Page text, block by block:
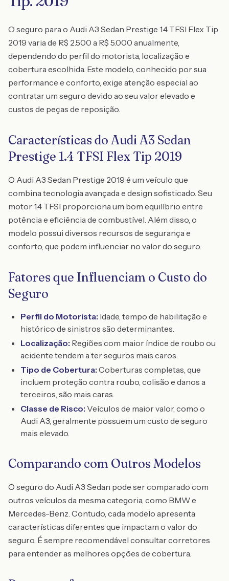
O seguro para o Audi A3 Sedan Prestige 1.4 TFSI Flex Tip
2019 varia de R$ 2.500 a R$ 5.000 anualmente,
dependendo do perfil do motorista, localização e
cobertura escolhida. Este modelo, conhecido por sua
performance e conforto, exige atenção especial ao
contratar um seguro devido ao seu valor elevado e
custos de peças de reposição.
Características do Audi A3 Sedan
Prestige 1.4 TFSI Flex Tip 2019
O Audi A3 Sedan Prestige 2019 é um veículo que
combina tecnologia avançada e design sofisticado. Seu
motor 1.4 TFSI proporciona um bom equilíbrio entre
potência e eficiência de combustível. Além disso, o
modelo possui diversos recursos de segurança e
conforto, que podem influenciar no valor do seguro.
Fatores que Influenciam o Custo do
Seguro
Perfil do Motorista: Idade, tempo de habilitação e
histórico de sinistros são determinantes.
Localização: Regiões com maior índice de roubo ou
acidente tendem a ter seguros mais caros.
Tipo de Cobertura: Coberturas completas, que
incluem proteção contra roubo, colisão e danos a
terceiros, são mais caras.
Classe de Risco: Veículos de maior valor, como o
Audi A3, geralmente possuem um custo de seguro
mais elevado.
Comparando com Outros Modelos
O seguro do Audi A3 Sedan pode ser comparado com
outros veículos da mesma categoria, como BMW e
Mercedes-Benz. Contudo, cada modelo apresenta
características diferentes que impactam o valor do
seguro. É sempre recomendável consultar corretores
para entender as melhores opções de cobertura.